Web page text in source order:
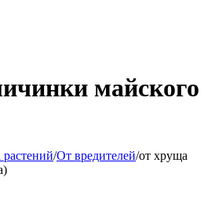
майского
/От вредителей/от хруща